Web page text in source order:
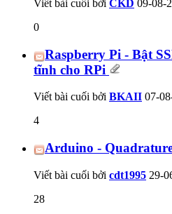
Viết bài cuối bởi CKD 09-08-
0
Raspberry Pi - Bật
tĩnh cho RPi
Viết bài cuối bởi BKAII 07-
4
Arduino -
Viết bài cuối bởi cdt1995 29-
28